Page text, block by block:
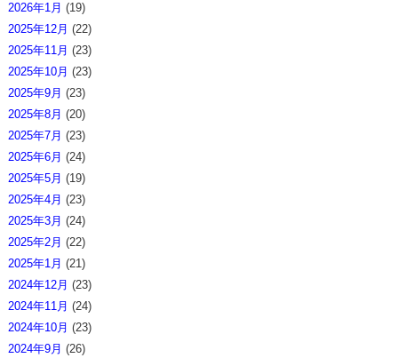
2026年1月 (19)
2025年12月 (22)
2025年11月 (23)
2025年10月 (23)
2025年9月 (23)
2025年8月 (20)
2025年7月 (23)
2025年6月 (24)
2025年5月 (19)
2025年4月 (23)
2025年3月 (24)
2025年2月 (22)
2025年1月 (21)
2024年12月 (23)
2024年11月 (24)
2024年10月 (23)
2024年9月 (26)